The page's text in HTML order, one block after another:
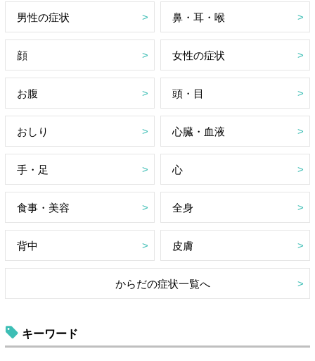
男性の症状 鼻・耳・喉
顔 女性の症状
お腹 頭・目
おしり 心臓・血液
手・足 心
食事・美容 全身
背中 皮膚
からだの症状一覧へ
キーワード